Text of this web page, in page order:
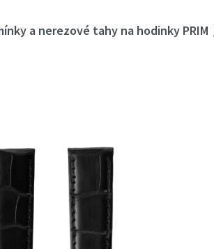
a nerezové tahy na hodinky PRIM